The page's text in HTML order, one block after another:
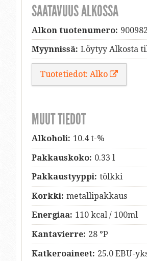
SAATAVUUS ALKOSSA
Alkon tuotenumero: 900982
Myynnissä: Löytyy Alkosta
Tuotetiedot: Alko
MUUT TIEDOT
Alkoholi: 10.4 t-%
Pakkauskoko: 0.33 l
Pakkaustyyppi: tölkki
Korkki: metallipakkaus
Energiaa: 110 kcal / 100ml
Kantavierre: 28 °P
Katkeroaineet: 25.0 EBU-